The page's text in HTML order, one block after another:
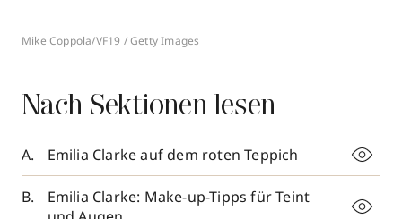
Mike Coppola/VF19 / Getty Images
Nach Sektionen lesen
Emilia Clarke auf dem roten Teppich
Emilia Clarke: Make-up-Tipps für Teint